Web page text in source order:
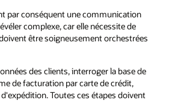
par conséquent une communication
complexe, car elle nécessite de
être soigneusement orchestrées
des clients, interroger la base de
de facturation par carte de crédit,
Toutes ces étapes doivent